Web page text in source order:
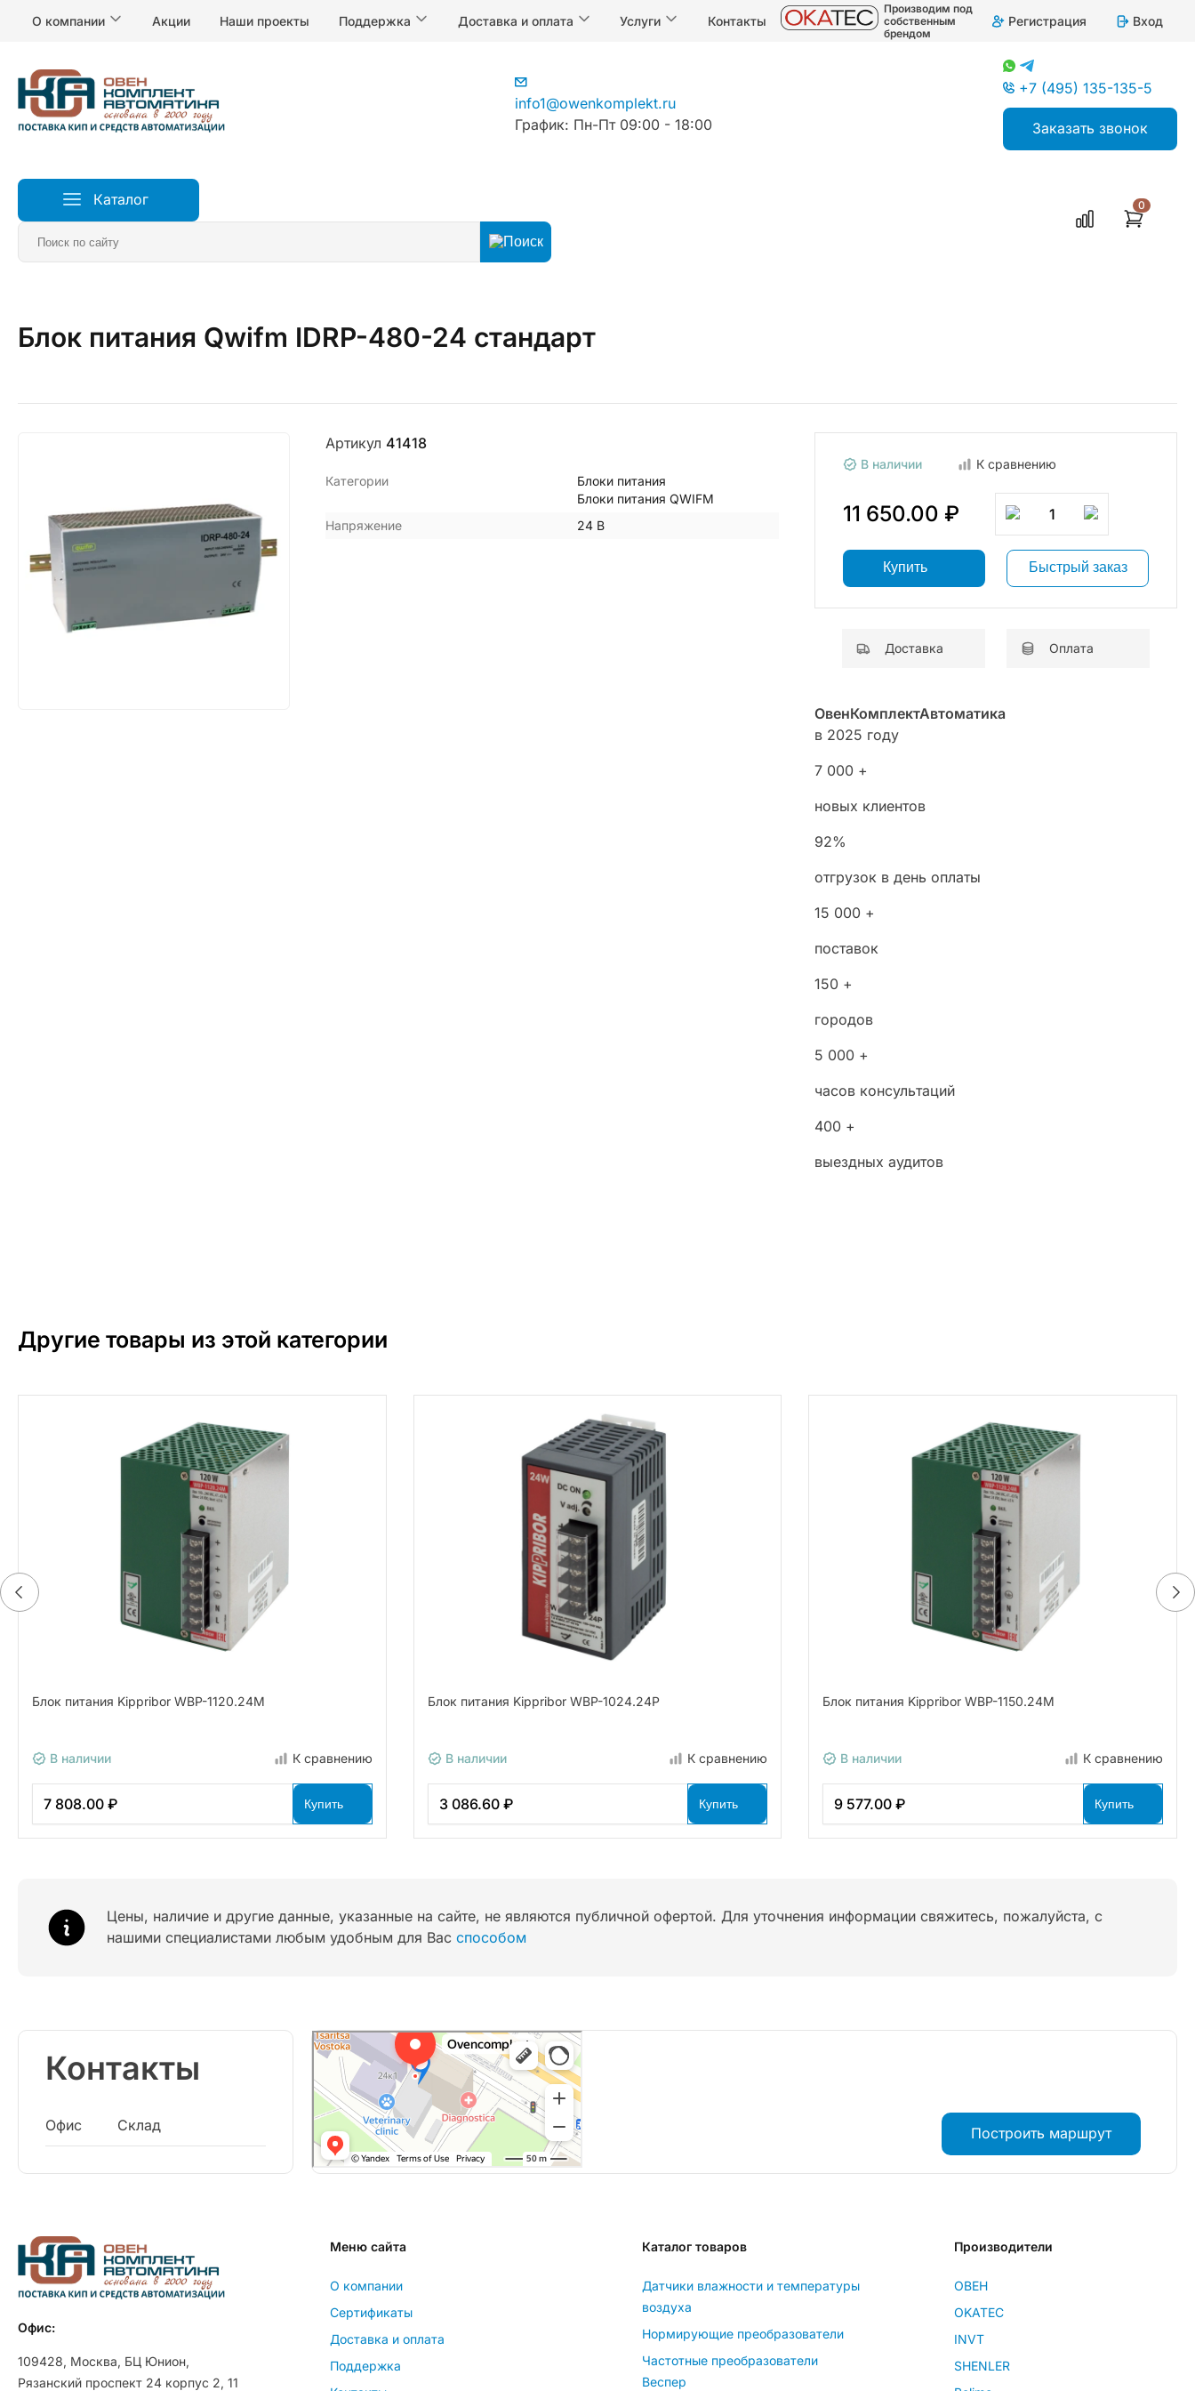
О компании Акции Наши проекты Поддержка Доставка и оплата Услуги Контакты
Производим под
собственным
брендом
Регистрация Вход
info1@owenkomplekt.ru
График: Пн-Пт 09:00 - 18:00
+7 (495) 135-135-5
Заказать звонок
Каталог 0
Главная Реле, электропитание и коммутация Устройства электропитания
Блок питания Qwifm IDRP-480-24 стандарт
Артикул 41418
Категории
Блоки питания
Блоки питания QWIFM
Напряжение
24 В
В наличии К сравнению
11 650.00 ₽ 1
Купить Быстрый заказ
Доставка Оплата
ОвенКомплектАвтоматика
в 2025 году
7 000 +
новых клиентов
92%
отгрузок в день оплаты
15 000 +
поставок
150 +
городов
5 000 +
часов консультаций
400 +
выездных аудитов
Другие товары из этой категории
Блок питания Kippribor WBP-1120.24M
В наличии К сравнению
7 808.00 ₽ Купить
Блок питания Kippribor WBP-1024.24P
В наличии К сравнению
3 086.60 ₽ Купить
Блок питания Kippribor WBP-1150.24M
В наличии К сравнению
9 577.00 ₽ Купить
Цены, наличие и другие данные, указанные на сайте, не являются публичной офертой. Для уточнения информации свяжитесь, пожалуйста, с
нашими специалистами любым удобным для Вас способом
Контакты
Офис Склад Построить маршрут
Офис:
109428, Москва, БЦ Юнион,
Рязанский проспект 24 корпус 2, 11
Меню сайта
О компании
Сертификаты
Доставка и оплата
Поддержка
Каталог товаров
Датчики влажности и температуры
воздуха
Нормирующие преобразователи
Частотные преобразователи
Веспер
Производители
ОВЕН
OKATEC
INVT
SHENLER